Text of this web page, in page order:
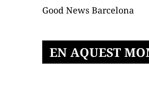
Good News Barcelona
EN AQUEST